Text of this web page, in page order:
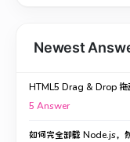
Newest
HTML5 Drag & Drop 拖
5 Answer
如何完全卸载 Node.js，